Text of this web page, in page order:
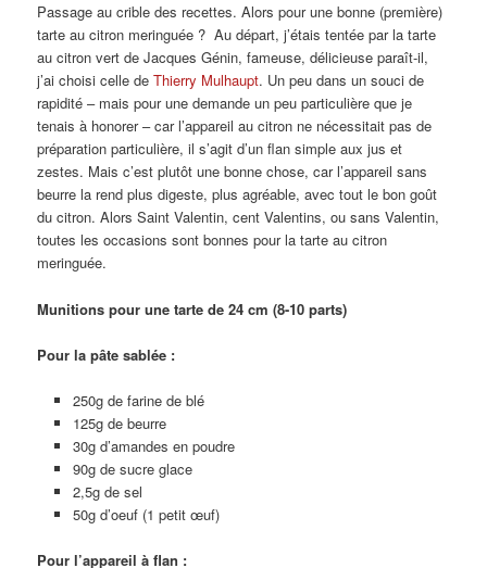
Passage au crible des recettes. Alors pour une bonne (première)
tarte au citron meringuée ? Au départ, j’étais tentée par la tarte
au citron vert de Jacques Génin, fameuse, délicieuse paraît-il,
j’ai choisi celle deThierry Mulhaupt. Un peu dans un souci de
rapidité – mais pour une demande un peu particulière que je
tenais à honorer – car l’appareil au citron ne nécessitait pas de
préparation particulière, il s’agit d’un flan simple aux jus et
zestes. Mais c’est plutôt une bonne chose, car l’appareil sans
beurre la rend plus digeste, plus agréable, avec tout le bon goût
du citron. Alors Saint Valentin, cent Valentins, ou sans Valentin,
toutes les occasions sont bonnes pour la tarte au citron
meringuée.
Munitions pour une tarte de 24 cm (8-10 parts)
Pour la pâte sablée :
250g de farine de blé
125g de beurre
30g d’amandes en poudre
90g de sucre glace
2,5g de sel
50g d’oeuf (1 petit œuf)
Pour l’appareil à flan :